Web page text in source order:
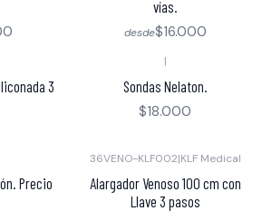
vías.
desde$16.000
3
|
Sondas Nelaton.
$18.000
Precio
36VENO-KLF002|KLF Medical
Alargador Venoso 100 cm con
Llave 3 pasos